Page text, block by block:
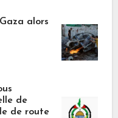
alors
de
de route